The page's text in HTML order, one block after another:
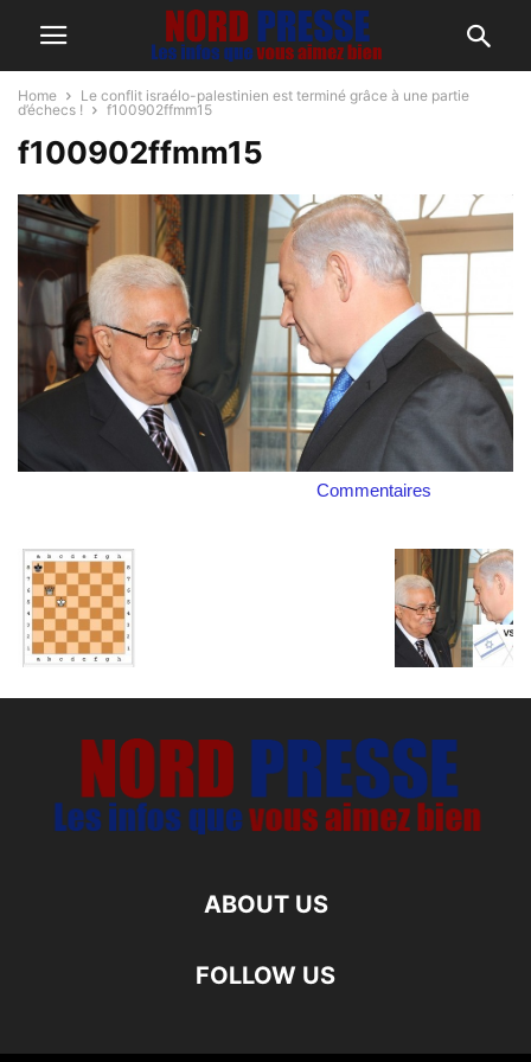
Home
Le conflit israélo-palestinien est terminé grâce à une partie
d’échecs !
f100902ffmm15
f100902ffmm15
Commentaires
ABOUT US
FOLLOW US